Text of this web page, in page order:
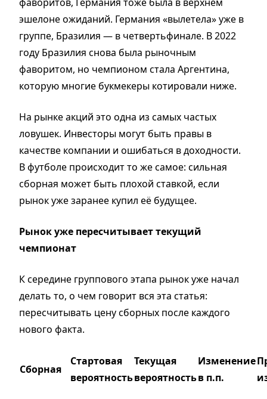
эшелоне ожиданий. Германия «вылетела» уже в
группе, Бразилия — в четвертьфинале. В 2022
году Бразилия снова была рыночным
фаворитом, но чемпионом стала Аргентина,
которую многие букмекеры котировали ниже.
На рынке акций это одна из самых частых
ловушек. Инвесторы могут быть правы в
качестве компании и ошибаться в доходности.
В футболе происходит то же самое: сильная
сборная может быть плохой ставкой, если
рынок уже заранее купил её будущее.
Рынок уже пересчитывает текущий
чемпионат
К середине группового этапа рынок уже начал
делать то, о чем говорит вся эта статья:
пересчитывать цену сборных после каждого
нового факта.
Сборная
Стартовая
вероятность
Текущая
вероятность
Изменение
в п.п.